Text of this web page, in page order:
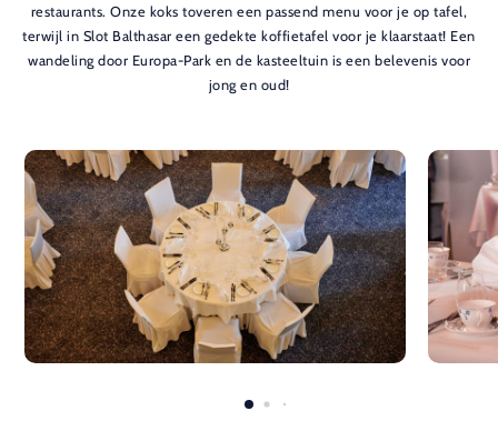
restaurants. Onze koks toveren een passend menu voor je op tafel,
terwijl in Slot Balthasar een gedekte koffietafel voor je klaarstaat! Een
wandeling door Europa-Park en de kasteeltuin is een belevenis voor
jong en oud!